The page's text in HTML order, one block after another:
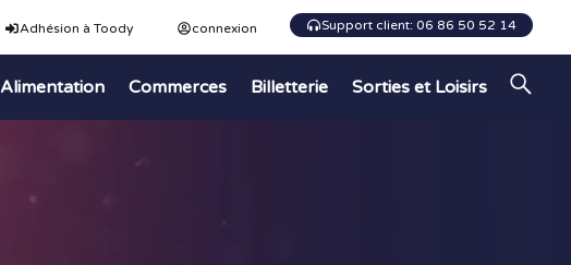
Adhésion à Toody connexion Support client: 06 86 50 52 14
Alimentation Commerces Billetterie Sorties et Loisirs